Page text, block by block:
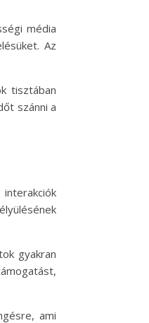
média
Az
tisztában
szánni a
gyakran
ami